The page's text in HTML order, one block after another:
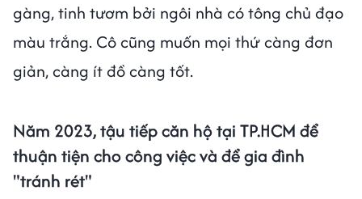
gàng, tinh tươm bởi ngôi nhà có tông chủ đạo
màu trắng. Cô cũng muốn mọi thứ càng đơn
giản, càng ít đồ càng tốt.
Năm 2023, tậu tiếp căn hộ tại TP.HCM để
thuận tiện cho công việc và để gia đình
"tránh rét"